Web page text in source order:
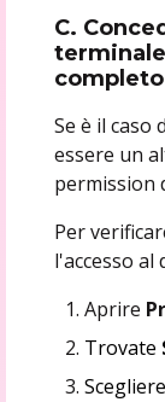
C.
completo
Se è il caso
essere un
permission
Per
l'accesso al
Aprire
Trovate